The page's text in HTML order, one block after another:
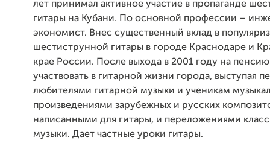
лет принимал активное участие в пропаганде
гитары на Кубани. По основной профессии –
экономист. Внес существенный вклад в
шестиструнной гитары в городе Краснодаре и
крае России. После выхода в 2001 году на
участвовать в гитарной жизни города, выступая
любителями гитарной музыки и ученикам
произведениями зарубежных и русских
написанными для гитары, и переложениями
музыки. Дает частные уроки гитары.